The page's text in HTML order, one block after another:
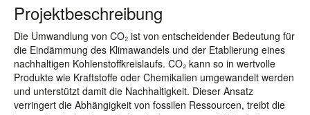
Projektbeschreibung
Die Umwandlung von CO₂ ist von entscheidender Bedeutung für
die Eindämmung des Klimawandels und der Etablierung eines
nachhaltigen Kohlenstoffkreislaufs. CO₂ kann so in wertvolle
Produkte wie Kraftstoffe oder Chemikalien umgewandelt werden
und unterstützt damit die Nachhaltigkeit. Dieser Ansatz
verringert die Abhängigkeit von fossilen Ressourcen, treibt die